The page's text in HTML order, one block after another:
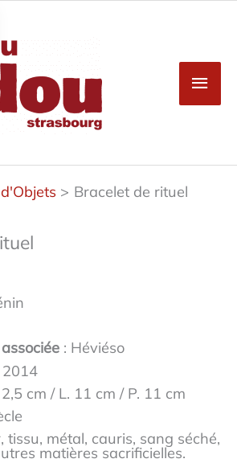
Bracelet de rituel
: Héviéso
2014
cm / L. 11 cm / P. 11 cm
tissu, métal, cauris, sang séché,
matières sacrificielles.